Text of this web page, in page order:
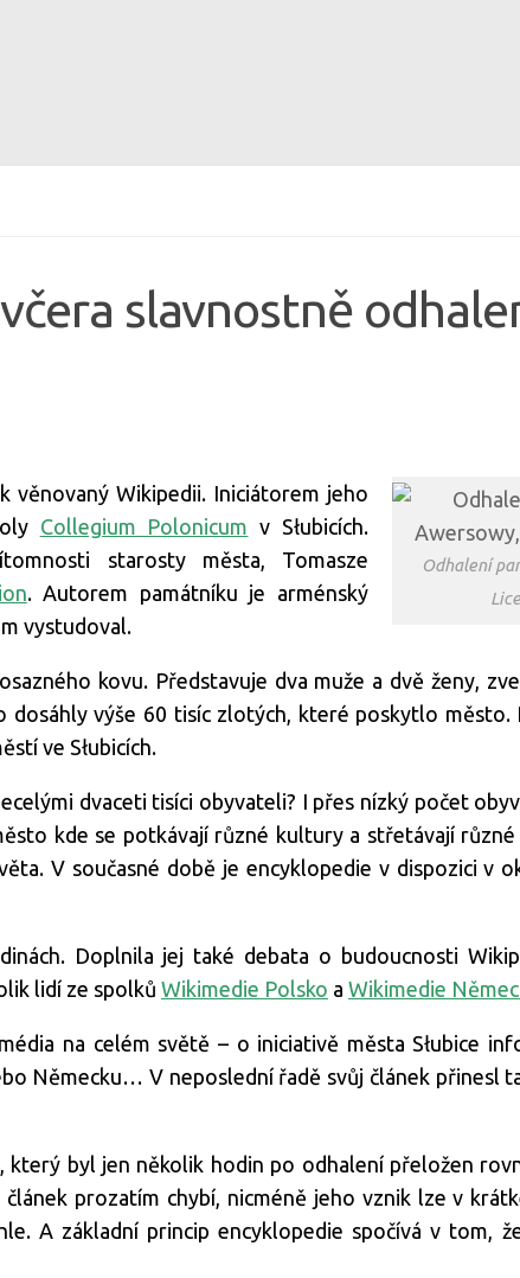
slavnostně
Odhalení
věnovaný Wikipedii. Iniciátorem jeho
Collegium Polonicum v Słubicích.
starosty města, Tomasze
. Autorem památníku je arménský
vystudoval.
kovu. Představuje dva muže a dvě ženy,
výše 60 tisíc zlotých, které poskytlo město.
ve Słubicích.
dvaceti tisíci obyvateli? I přes nízký počet
kde se potkávají různé kultury a střetávají
V současné době je encyklopedie v dispozici v
Doplnila jej také debata o budoucnosti
lidí ze spolků Wikimedie Polsko a Wikimedie
na celém světě – o iniciativě města Słubice
Německu… V neposlední řadě svůj článek přinesl
, který byl jen několik hodin po odhalení přeložen
článek prozatím chybí, nicméně jeho vznik lze v
A základní princip encyklopedie spočívá v tom,